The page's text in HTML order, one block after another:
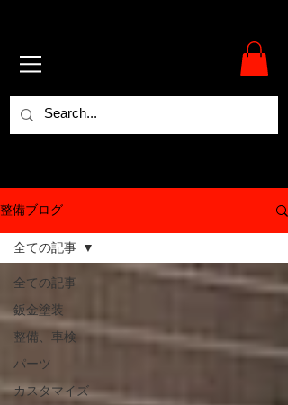
整備ブログ
全ての記事
鈑金塗装
整備、車検
パーツ
カスタマイズ
全ての記事